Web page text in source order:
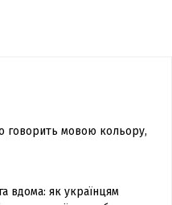
говорить мовою кольору,
вдома: як українцям